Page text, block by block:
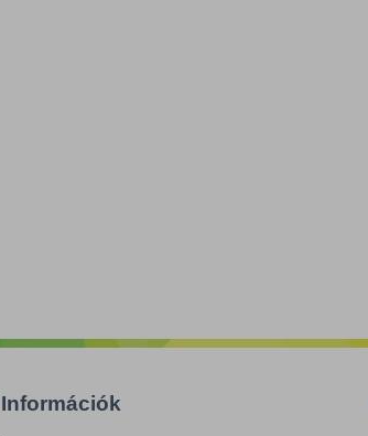
Információk